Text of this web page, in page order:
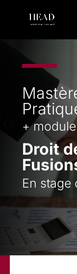
+
Droit
En stage